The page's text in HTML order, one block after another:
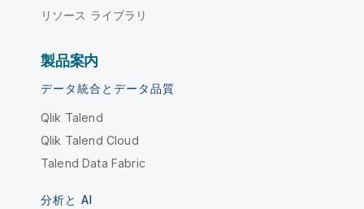
リソース ライブラリ
製品案内
データ統合とデータ品質
Qlik Talend
Qlik Talend Cloud
Talend Data Fabric
分析と AI